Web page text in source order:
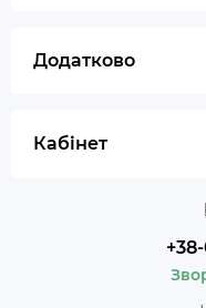
Додатково
Кабінет